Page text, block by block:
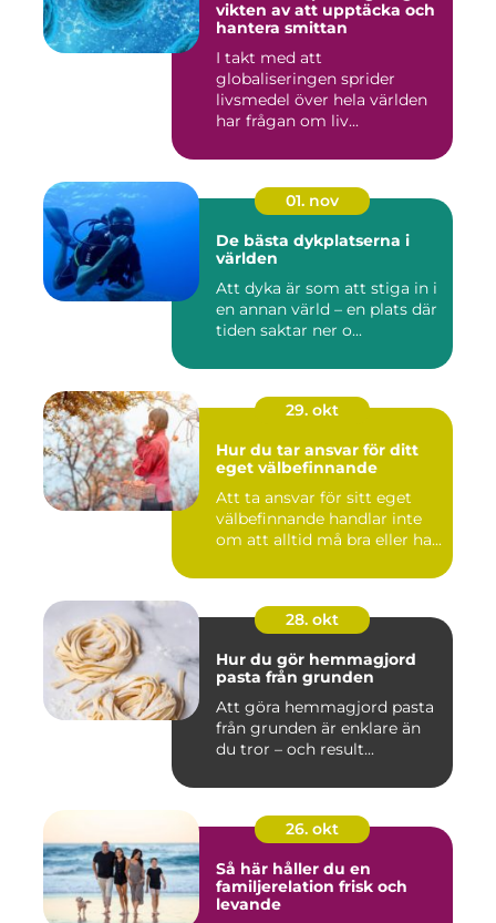
vikten av att upptäcka och
hantera smittan
I takt med att
globaliseringen sprider
livsmedel över hela världen
har frågan om liv...
01. nov
De bästa dykplatserna i
världen
Att dyka är som att stiga in i
en annan värld – en plats där
tiden saktar ner o...
29. okt
Hur du tar ansvar för ditt
eget välbefinnande
Att ta ansvar för sitt eget
välbefinnande handlar inte
om att alltid må bra eller ha...
28. okt
Hur du gör hemmagjord
pasta från grunden
Att göra hemmagjord pasta
från grunden är enklare än
du tror – och result...
26. okt
Så här håller du en
familjerelation frisk och
levande